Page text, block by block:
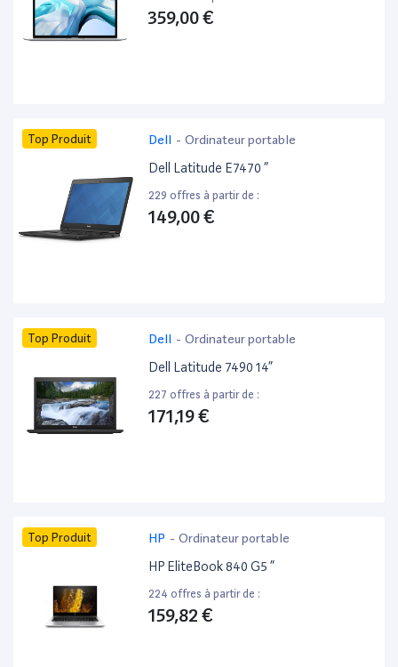
359,00 €
Top Produit Dell - Ordinateur portable
Dell Latitude E7470 ”
229 offres à partir de :
149,00 €
Top Produit Dell - Ordinateur portable
Dell Latitude 7490 14”
227 offres à partir de :
171,19 €
Top Produit HP - Ordinateur portable
HP EliteBook 840 G5 ”
224 offres à partir de :
159,82 €